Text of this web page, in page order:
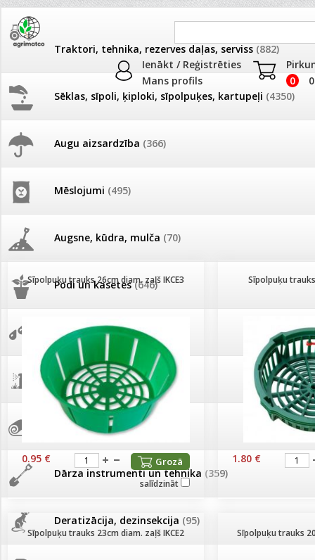
Ienākt / Reģistrēties
Mans profils
0
Traktori, tehnika, rezerves daļas, serviss (882)
Sēklas, sīpoli, ķiploki, sīpolpuķes, kartupeļi (4350)
Augu aizsardzība (366)
Mēslojumi (495)
Augsne, kūdra, mulča (70)
Podi un kasetes(646)
Augu laistīšana(505)
Augu smidzinātāji(40)
Pārklāji, plēves(173)
Dārza instrumenti un tehnika (359)
Deratizācija, dezinsekcija (95)
JAUNUMI
Pašlasīšanas vietu katalogs
26.05. Vebinārs - Kā ierobežot
gliemežus piemājas dārzā un
Darba laiks Līgo svētkos
Ūdens piemērotības noteikšana
Pievienojies braucienam uz
Turkmenistānu!
Tomātu sēklu katalogs
Tagad Vitrol GB arī 20kg
iepakojumā!
Tomātu diena 21.augustā
AKCIJAS
frēze + mulčieris +
AKCIJAS komplekts -
AKCIJAS komplekts -
frēze + mulčieris
AKCIJAS komplekts -
MID MOWER +
IRRITEC
Sīpolpuķu trauki
Produkti »Palīglīdzekļi augu audzēšanai
Sīpolpuķu trauks 26cm diam. zaļš IKCE3
0.95 € Grozā
salīdzināt
Sīpolpuķu
1.80 €
Sīpolpuķu trauks 23cm diam. zaļš IKCE2 Sīpolpuķu trauks